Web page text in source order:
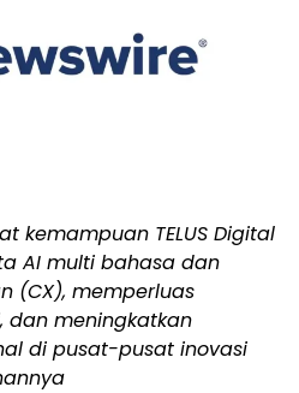
kemampuan TELUS Digital
AI multi bahasa dan
(CX), memperluas
dan meningkatkan
di pusat-pusat inovasi